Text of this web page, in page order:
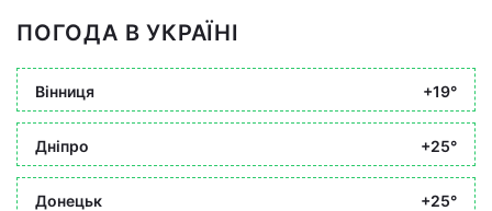
ПОГОДА В УКРАЇНІ
Вінниця +19°
Дніпро +25°
Донецьк +25°